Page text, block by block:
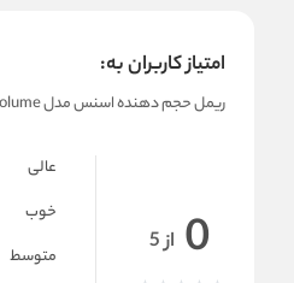
امتیاز کاربران به:
ریمل حجم دهنده اسنس مدل I Love Extreme Volume
0 از 5
عالی
خوب
متوسط